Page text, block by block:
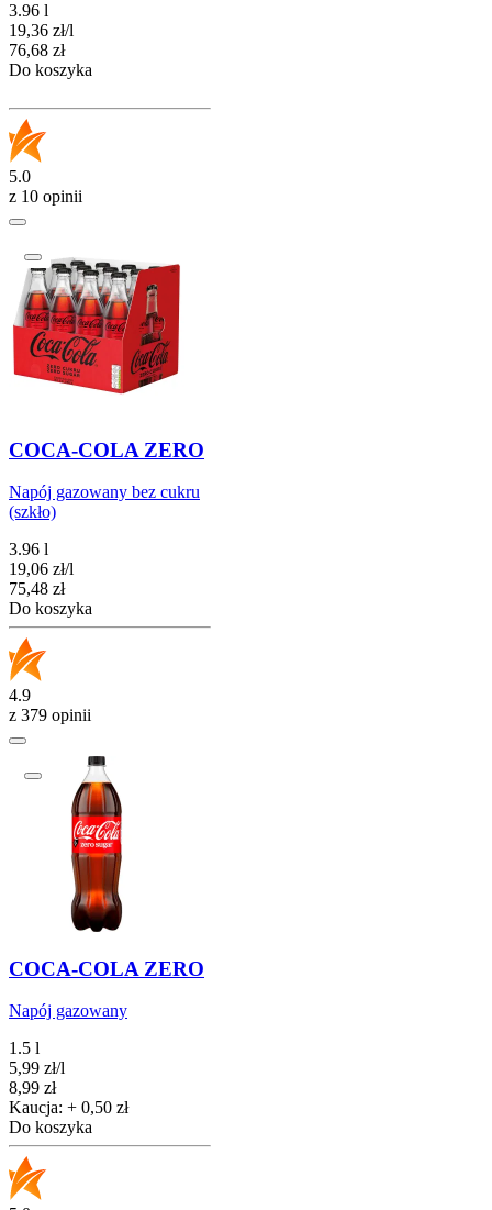
3.96 l
19,36 zł/l
Cena
76,68 zł
Do koszyka
5.0
z 10 opinii
COCA-COLA ZERO
Napój gazowany bez cukru
(szkło)
3.96 l
19,06 zł/l
Cena
75,48 zł
Do koszyka
4.9
z 379 opinii
COCA-COLA ZERO
Napój gazowany
1.5 l
5,99 zł/l
Cena
8,99 zł
Kaucja: + 0,50 zł
Do koszyka